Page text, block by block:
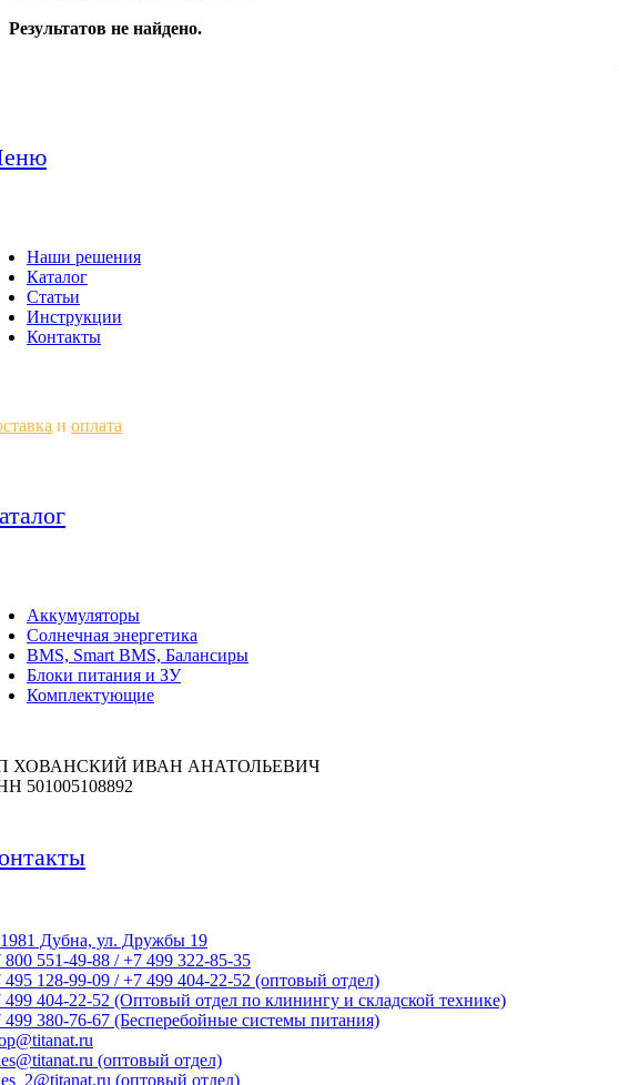
Результатов не найдено.
Наши решения
Каталог
Статьи
Инструкции
Контакты
и оплата
Аккумуляторы
Солнечная энергетика
BMS, Smart BMS, Балансиры
Блоки питания и ЗУ
Комплектующие
ХОВАНСКИЙ ИВАН АНАТОЛЬЕВИЧ
501005108892
Дубна, ул. Дружбы 19
800 551-49-88 / +7 499 322-85-35
495 128-99-09 / +7 499 404-22-52 (оптовый отдел)
499 404-22-52 (Оптовый отдел по клинингу и складской технике)
499 380-76-67 (Бесперебойные системы питания)
(оптовый отдел)
(оптовый отдел)